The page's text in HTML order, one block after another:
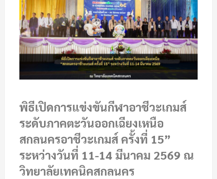
พิธีเปิดการแข่งขันกีฬาอาชีวะเกมส์
ระดับภาคตะวันออกเฉียงเหนือ
สกลนครอาชีวะเกมส์ ครั้งที่ 15”
ระหว่างวันที่ 11-14 มีนาคม 2569 ณ
วิทยาลัยเทคนิคสกลนคร